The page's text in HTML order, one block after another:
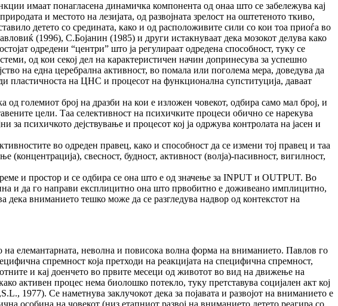
имаат понагласена динамичка компонента од онаа што се забележува кај
и местото на лезијата, од развојната зрелост на оштетеното ткиво,
детето со средината, како и од расположивите сили со кои тоа приоѓа во
(1996), С.Бојанин (1985) и други истакнуваат дека мозокот делува како
одредени “центри” што ја регулираат одредена способност, туку се
од кои секој дел на карактеристичен начин допринесува за успешно
на една церебрална активност, во помала или поголема мера, доведува да
пластичноста на ЦНС и процесот на функционална супституција, даваат
од големиот број на дразби на кои е изложен човекот, одбира само мал број, и
цели. Таа селективност на психичките процеси обично се нарекува
психичкото дејствување и процесот кој ја одржува контролата на јасен и
во одреден правец, како и способност да се измени тој правец и таа
свесност, будност, активност (волја)-пасивност, вигилност,
и простор и се одбира се она што е од значење за INPUT и OUTPUT. Во
и да го направи експлицитно она што првобитно е доживеано имплицитно,
вниманието тешко може да се разгледува надвор од контекстот на
неволна и повисока волна форма на вниманието. Павлов го
спремност која претходи на реакцијата на специфична спремност,
и кај доенчето во првите месеци од животот во вид на движење на
активен процес нема биолошко потекло, туку претставува социјален акт кој
1977). Се наметнува заклучокот дека за појавата и развојот на вниманието е